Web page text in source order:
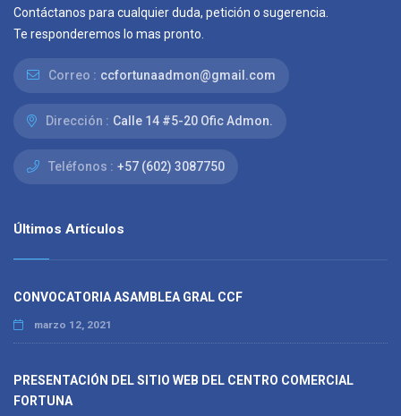
Contáctanos para cualquier duda, petición o sugerencia.
Te responderemos lo mas pronto.
Correo : ccfortunaadmon@gmail.com
Dirección : Calle 14 #5-20 Ofic Admon.
Teléfonos : +57 (602) 3087750
Últimos Artículos
CONVOCATORIA ASAMBLEA GRAL CCF
marzo 12, 2021
PRESENTACIÓN DEL SITIO WEB DEL CENTRO COMERCIAL
FORTUNA